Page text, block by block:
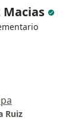
Macias
Ruiz